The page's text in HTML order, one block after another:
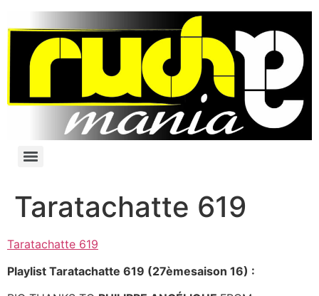
Taratachatte 619
Taratachatte 619
Playlist Taratachatte 619 (27èmesaison 16) :